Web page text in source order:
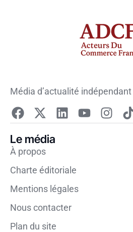
Média d’actualité indépendant
Le média
À propos
Charte éditoriale
Mentions légales
Nous contacter
Plan du site